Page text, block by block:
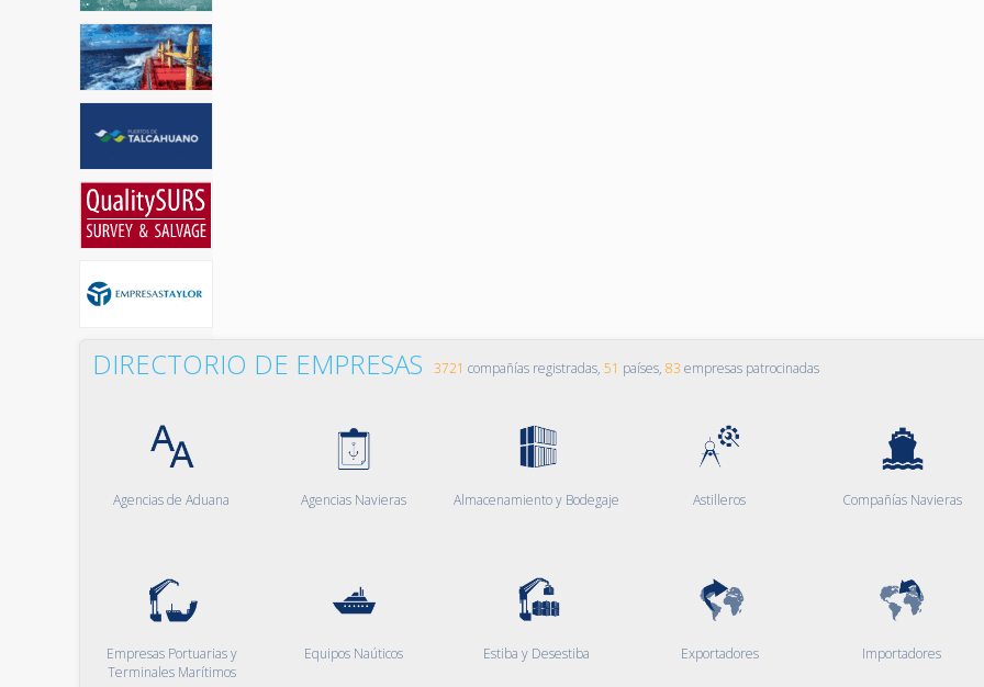
DIRECTORIO DE EMPRESAS 3721 compañías registradas, 51 países, 83 empresas patrocinadas
Agencias de Aduana Agencias Navieras Almacenamiento y Bodegaje Astilleros Compañías Navieras
Empresas Portuarias y
Terminales Marítimos
Equipos Naúticos Estiba y Desestiba Exportadores Importadores